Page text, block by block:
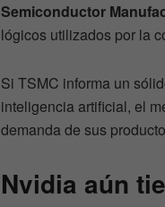
Semiconductor
lógicos utilizados por la
Si TSMC informa un
inteligencia artificial, el
demanda de sus
Nvidia aún